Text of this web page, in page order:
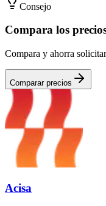
Consejo
Compara los
Compara y ahorra
Comparar precios
Acisa